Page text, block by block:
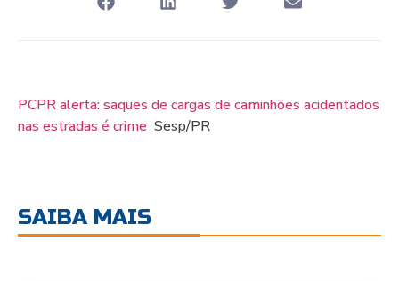
PCPR alerta: saques de cargas de caminhões acidentados
nas estradas é crime Sesp/PR
SAIBA MAIS